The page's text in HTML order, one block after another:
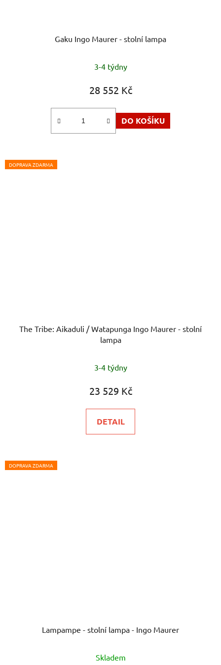
Gaku Ingo Maurer - stolní lampa
3-4 týdny
28 552 Kč
DO KOŠÍKU
DOPRAVA ZDARMA
The Tribe: Aikaduli / Watapunga Ingo Maurer - stolní
lampa
3-4 týdny
23 529 Kč
DETAIL
DOPRAVA ZDARMA
Lampampe - stolní lampa - Ingo Maurer
Skladem